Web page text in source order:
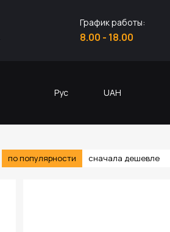
График работы:
8.00 - 18.00
Рус UAH
по популярности сначала дешевле